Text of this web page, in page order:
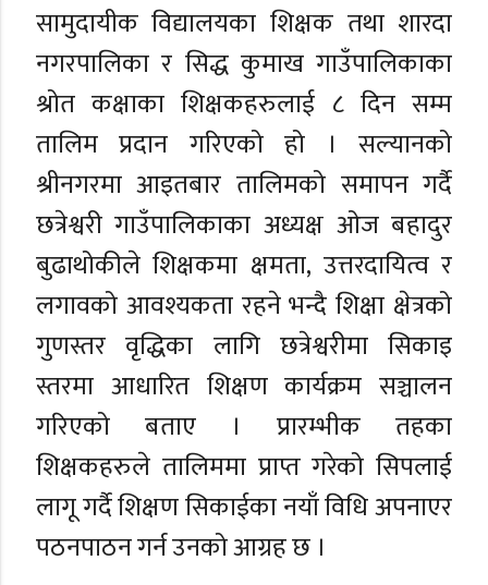
सामुदायीक विद्यालयका शिक्षक तथा शारदा
नगरपालिका र सिद्ध कुमाख गाउँपालिकाका
श्रोत कक्षाका शिक्षकहरुलाई ८ दिन सम्म
तालिम प्रदान गरिएको हो । सल्यानको
श्रीनगरमा आइतबार तालिमको समापन गर्दै
छत्रेश्वरी गाउँपालिकाका अध्यक्ष ओज बहादुर
बुढाथोकीले शिक्षकमा क्षमता, उत्तरदायित्व र
लगावको आवश्यकता रहने भन्दै शिक्षा क्षेत्रको
गुणस्तर वृद्धिका लागि छत्रेश्वरीमा सिकाइ
स्तरमा आधारित शिक्षण कार्यक्रम सञ्चालन
गरिएको बताए । प्रारम्भीक तहका
शिक्षकहरुले तालिममा प्राप्त गरेको सिपलाई
लागू गर्दै शिक्षण सिकाईका नयाँ विधि अपनाएर
पठनपाठन गर्न उनको आग्रह छ ।